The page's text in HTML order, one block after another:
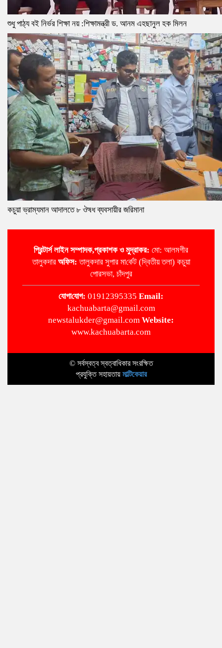
শুধু পাঠ্য বই নির্ভর শিক্ষা নয় :শিক্ষামন্ত্রী ড. আনম এহছানুল হক মিলন
কচুয়া ভ্রাম্যমান আদালতে ৮ ঔষধ ব্যবসায়ীর জরিমানা
প্রিন্টার্স লাইন সম্পাদক,প্রকাশক ও মুদ্রাকর: মো: আলমগীর
তালুকদার অ‌ফিস:তালুকদার সুপার মা‌র্কেট (দ্বিতীয় তলা) কচুয়া
পোরসভা, চাঁদপুর
‌যোগা‌যোগ: 01912395335 Email:
kachuabarta@gmail.com
newstalukder@gmail.com Website:
www.kachuabarta.com
© সর্বস্বত্ব স্বত্বাধিকার সংরক্ষিত
প্রযুক্তি সহায়তায় মাল্টিকেয়ার